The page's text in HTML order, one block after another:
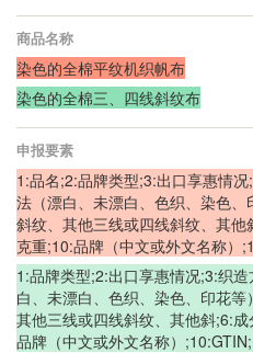
商品名称
染色的全棉平纹机织帆布
染色的全棉三、四线斜纹布
申报要素
1:品名;2:品牌类型;3:出口享惠情
法（漂白、未漂白、色织、染色
斜纹、其他三线或四线斜纹、其
克重;10:品牌（中文或外文名称）
1:品牌类型;2:出口享惠情况;3:织
白、未漂白、色织、染色、印花等
其他三线或四线斜纹、其他斜;6:
品牌（中文或外文名称）